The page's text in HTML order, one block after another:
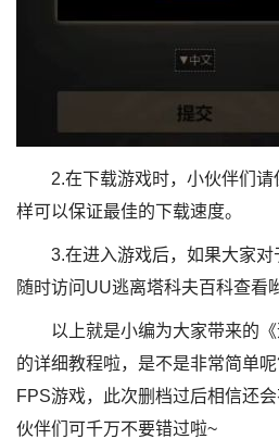
2.在下载游戏时，小伙伴们
样可以保证最佳的下载速度。
3.在进入游戏后，如果大家
随时访问UU逃离塔科夫百科查看
以上就是小编为大家带来的
的详细教程啦，是不是非常简单
FPS游戏，此次删档过后相信还
伙伴们可千万不要错过啦~